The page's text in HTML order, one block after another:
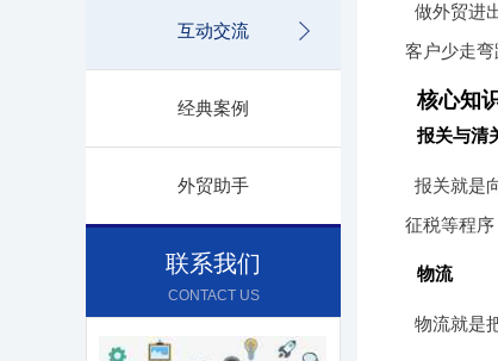
互动交流
经典案例
外贸助手
联系我们
CONTACT US
做外贸进
客户少走弯
核心知
报关与清
报关就是
征税等程
物流
物流就是